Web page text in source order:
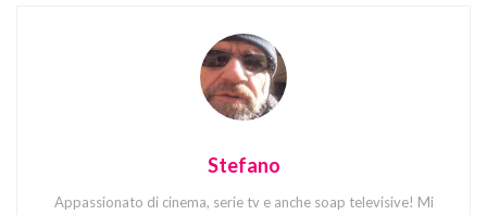
Stefano
Appassionato di cinema, serie tv e anche soap televisive! Mi